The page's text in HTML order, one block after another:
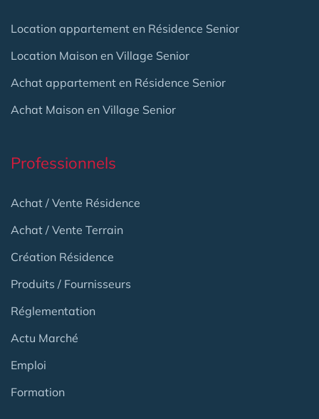
Location appartement en Résidence Senior
Location Maison en Village Senior
Achat appartement en Résidence Senior
Achat Maison en Village Senior
Professionnels
Achat / Vente Résidence
Achat / Vente Terrain
Création Résidence
Produits / Fournisseurs
Réglementation
Actu Marché
Emploi
Formation